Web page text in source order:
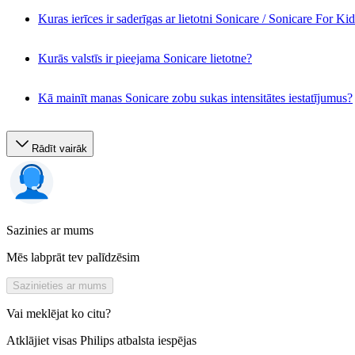
Kuras ierīces ir saderīgas ar lietotni Sonicare / Sonicare For
Kurās valstīs ir pieejama Sonicare lietotne?
Kā mainīt manas Sonicare zobu sukas intensitātes iestatījumus?
Rādīt vairāk
Sazinies ar mums
Mēs labprāt tev palīdzēsim
Sazinieties ar mums
Vai meklējat ko citu?
Atklājiet visas Philips atbalsta iespējas